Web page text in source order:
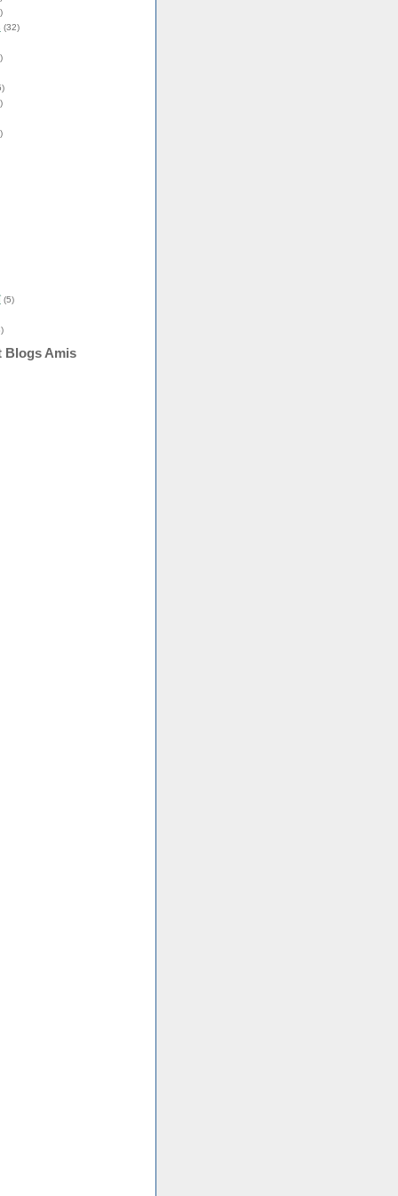
(32)
(5)
Blogs Amis